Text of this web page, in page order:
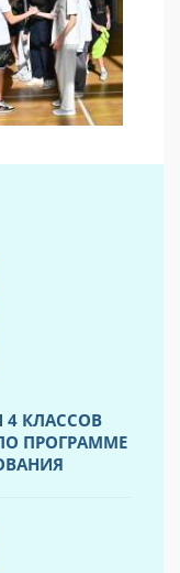
КЛАССОВ
ПРОГРАММЕ